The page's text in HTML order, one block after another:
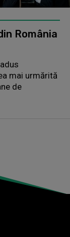
România
mai urmărită
de